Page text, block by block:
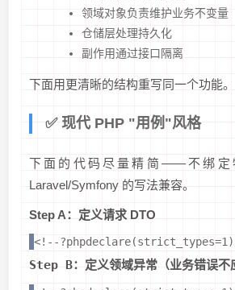
领域对象负责维护业务不变量
仓储层处理持久化
副作用通过接口隔离
下面用更清晰的结构重写同一个功能。
✅ 现代 PHP "用例"风格
下面的代码尽量精简——不绑定
Laravel/Symfony 的写法兼容。
Step A：定义请求 DTO
<!--
Step B：定义领域异常（业务错误不